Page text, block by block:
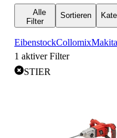
Alle
Filter
Sortieren
EibenstockCollomixMakita
1 aktiver Filter
STIER